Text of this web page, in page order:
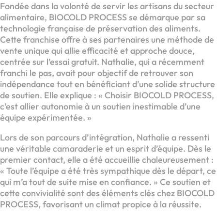
Fondée dans la volonté de servir les artisans du secteur
alimentaire, BIOCOLD PROCESS se démarque par sa
technologie française de préservation des aliments.
Cette franchise offre à ses partenaires une méthode de
vente unique qui allie efficacité et approche douce,
centrée sur l’essai gratuit. Nathalie, qui a récemment
franchi le pas, avait pour objectif de retrouver son
indépendance tout en bénéficiant d’une solide structure
de soutien. Elle explique : « Choisir BIOCOLD PROCESS,
c’est allier autonomie à un soutien inestimable d’une
équipe expérimentée. »
Lors de son parcours d’intégration, Nathalie a ressenti
une véritable camaraderie et un esprit d’équipe. Dès le
premier contact, elle a été accueillie chaleureusement :
« Toute l’équipe a été très sympathique dès le départ, ce
qui m’a tout de suite mise en confiance. » Ce soutien et
cette convivialité sont des éléments clés chez BIOCOLD
PROCESS, favorisant un climat propice à la réussite.